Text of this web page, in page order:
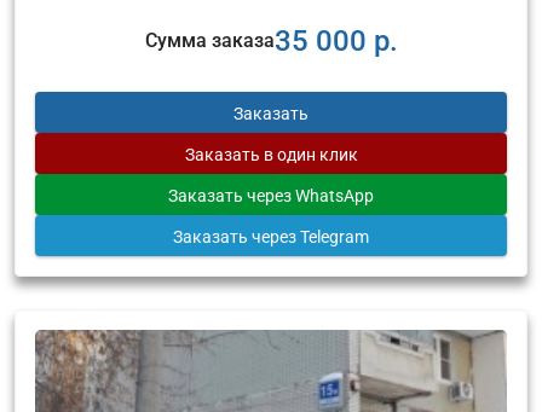
Сумма заказа35 000 р.
Заказать
Заказать в один клик
Заказать через WhatsApp
Заказать через Telegram